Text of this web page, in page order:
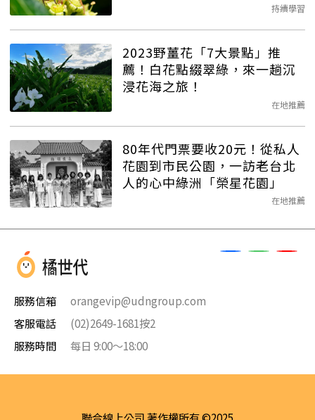
持續學習
2023野薑花「7大景點」推
薦！白花點綴翠綠，來一趟沉
浸花海之旅！
在地推薦
80年代門票要收20元！從私人
花園到市民公園，一訪老台北
人的心中綠洲「榮星花園」
在地推薦
服務信箱
orangevip@udngroup.com
客服電話
(02)2649-1681按2
服務時間
每日 9:00～18:00